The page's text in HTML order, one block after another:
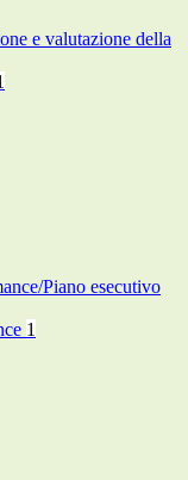
e valutazione della
Piano esecutivo
1